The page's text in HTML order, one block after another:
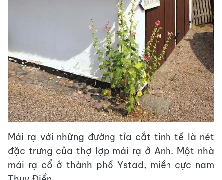
Mái rạ với những đường tỉa cắt tinh tế là nét
đặc trưng của thợ lợp mái rạ ở Anh. Một nhà
mái rạ cổ ở thành phố Ystad, miền cực nam